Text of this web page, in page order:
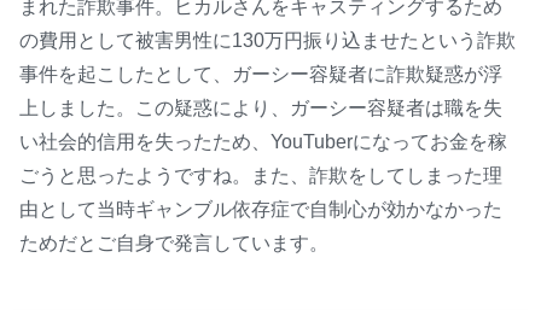
まれた詐欺事件。ヒカルさんをキャスティングするため
の費用として被害男性に130万円振り込ませたという詐欺
事件を起こしたとして、ガーシー容疑者に詐欺疑惑が浮
上しました。この疑惑により、ガーシー容疑者は職を失
い社会的信用を失ったため、YouTuberになってお金を稼
ごうと思ったようですね。また、詐欺をしてしまった理
由として当時ギャンブル依存症で自制心が効かなかった
ためだとご自身で発言しています。